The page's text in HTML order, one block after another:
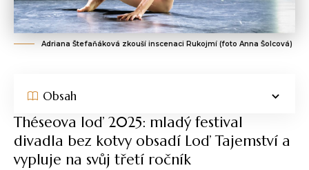
Adriana Štefaňáková zkouší inscenaci Rukojmí (foto Anna Šolcová)
Obsah
Théseova loď 2025: mladý festival
divadla bez kotvy obsadí Loď Tajemství a
vypluje na svůj třetí ročník